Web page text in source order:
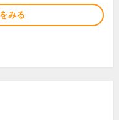
みる